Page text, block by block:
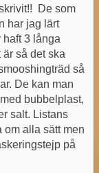
De som
har jag lärt
haft 3 långa
så det ska
så
De kan man
bubbelplast,
salt. Listans
om alla sätt men
på